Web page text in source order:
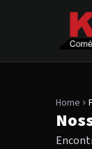
Home chevron_right